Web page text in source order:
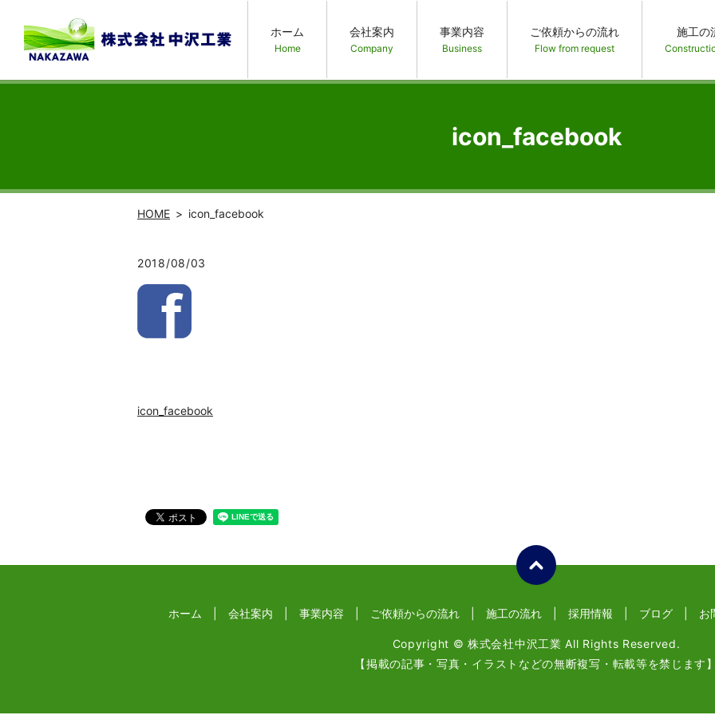
ホーム
Home
会社案内
Company
事業内容
Business
ご依頼からの流れ
Flow from request
施工の
icon_facebook
HOME icon_facebook
2018/08/03
icon_facebook
ホーム 会社案内 事業内容 ご依頼からの流れ 施工の流れ 採用情報 ブログ お
Copyright © 株式会社中沢工業 All Rights Reserved.
【掲載の記事・写真・イラストなどの無断複写・転載等を禁じます】